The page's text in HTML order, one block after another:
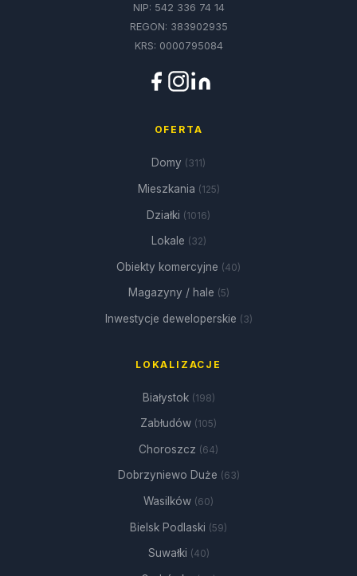
NIP: 542 336 74 14
REGON: 383902935
KRS: 0000795084
OFERTA
Domy (311)
Mieszkania (125)
Działki (1016)
Lokale (32)
Obiekty komercyjne (40)
Magazyny / hale (5)
Inwestycje deweloperskie (3)
LOKALIZACJE
Białystok (198)
Zabłudów (105)
Choroszcz (64)
Dobrzyniewo Duże (63)
Wasilków (60)
Bielsk Podlaski (59)
Suwałki (40)